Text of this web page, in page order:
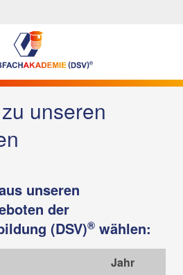
unseren
unseren
der
(DSV)® wählen:
Jahr